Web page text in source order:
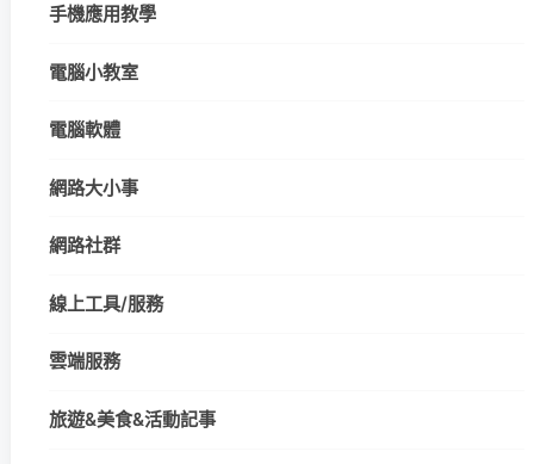
手機應用教學
電腦小教室
電腦軟體
網路大小事
網路社群
線上工具/服務
雲端服務
旅遊&美食&活動記事